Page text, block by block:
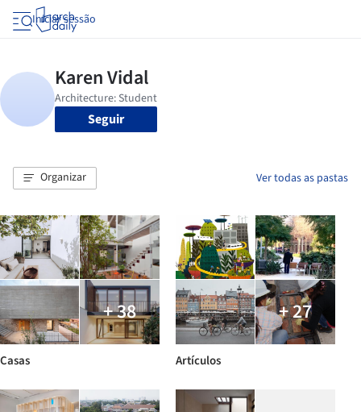
Iniciar sessão
Seguir
Organizar Ver todas as pastas
+ 38
Casas
+ 27
Artículos